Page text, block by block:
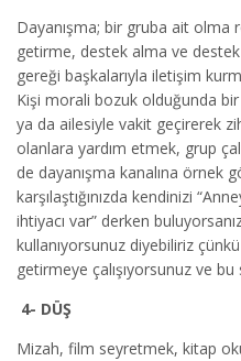
Dayanışma; bir gruba ait
getirme, destek alma ve
gereği başkalarıyla iletişim
Kişi morali bozuk olduğunda bir
ya da ailesiyle vakit geçirerek
olanlara yardım etmek, grup
de dayanışma kanalına örnek
karşılaştığınızda kendinizi
ihtiyacı var” derken
kullanıyorsunuz diyebiliriz
getirmeye çalışıyorsunuz ve bu
4- DÜŞ
Mizah, film seyretmek, kitap